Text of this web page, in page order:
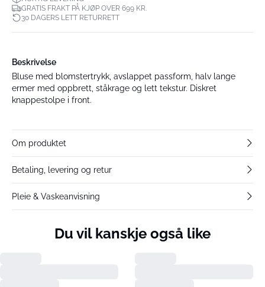
GRATIS FRAKT PÅ KJØP OVER 699 KR.
30 DAGERS LETT RETURRETT
Beskrivelse
Bluse med blomstertrykk, avslappet passform, halv lange
ermer med oppbrett, ståkrage og lett tekstur. Diskret
knappestolpe i front.
Om produktet
Betaling, levering og retur
Pleie & Vaskeanvisning
Du vil kanskje også like